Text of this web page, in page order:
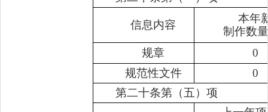
信息内容
本年
制作数量
规章
0
规范性文件
0
第二十条第（五）项